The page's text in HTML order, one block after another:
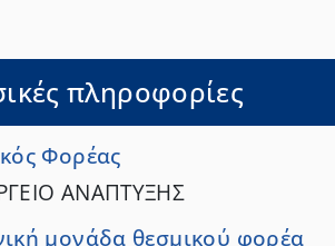
πληροφορίες
Φορέας
ΑΝΑΠΤΥΞΗΣ
μονάδα θεσμικού φορέα